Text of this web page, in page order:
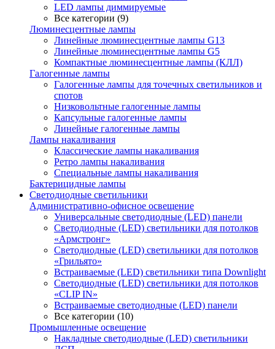
LED лампы диммируемые
Все категории (9)
Люминесцентные лампы
Линейные люминесцентные лампы G13
Линейные люминесцентные лампы G5
Компактные люминесцентные лампы (КЛЛ)
Галогенные лампы
Галогенные лампы для точечных светильников и
спотов
Низковольтные галогенные лампы
Капсульные галогенные лампы
Линейные галогенные лампы
Лампы накаливания
Классические лампы накаливания
Ретро лампы накаливания
Специальные лампы накаливания
Бактерицидные лампы
Светодиодные светильники
Административно-офисное освещение
Универсальные светодиодные (LED) панели
Светодиодные (LED) светильники для потолков
«Армстронг»
Светодиодные (LED) светильники для потолков
«Грильято»
Встраиваемые (LED) светильники типа Downlight
Светодиодные (LED) светильники для потолков
«CLIP IN»
Встраиваемые светодиодные (LED) панели
Все категории (10)
Промышленные освещение
Накладные светодиодные (LED) светильники